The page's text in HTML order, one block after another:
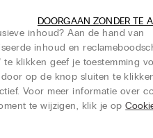
inhoud? Aan de hand van
inhoud en
klikken geef je toestemming
op de knop sluiten te
Voor meer informatie over
te wijzigen, klik je op
DOORGAAN ZONDER TE